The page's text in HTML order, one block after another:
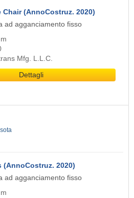
Chair (AnnoCostruz. 2020)
ad agganciamento fisso
Mfg. L.L.C.
Dettagli
(AnnoCostruz. 2020)
ad agganciamento fisso